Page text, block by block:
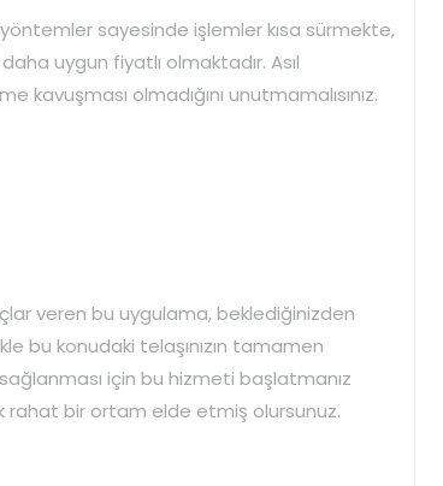
sayesinde işlemler kısa sürmekte,
uygun fiyatlı olmaktadır. Asıl
kavuşması olmadığını unutmamalısınız.
veren bu uygulama, beklediğinizden
bu konudaki telaşınızın tamamen
için bu hizmeti başlatmanız
rahat bir ortam elde etmiş olursunuz.